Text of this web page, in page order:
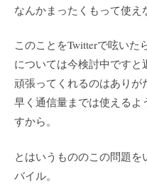
なんかまったくもって使え
このことをTwitterで呟いた
については今検討中ですと
頑張ってくれるのはありが
早く通信量までは使えるよ
すから。
とはいうもののこの問題
バイル。